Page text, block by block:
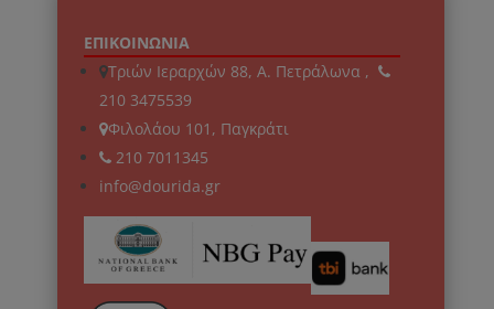
ΕΠΙΚΟΙΝΩΝΙΑ
Τριών Ιεραρχών 88, Α. Πετράλωνα ,
210 3475539
Φιλολάου 101, Παγκράτι
210 7011345
info@dourida.gr